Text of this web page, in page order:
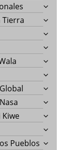
Tierra
Kiwe
Pueblos